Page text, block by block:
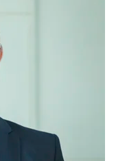
OCH PATRIK MÖTER
ÖVRIGA FORMAT